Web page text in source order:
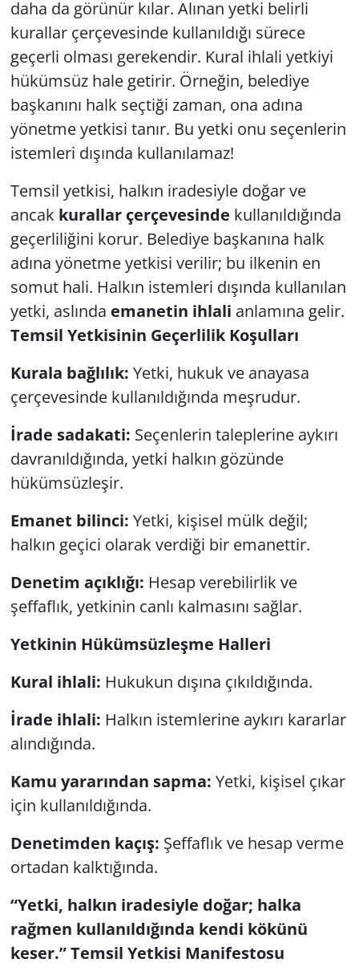
daha da görünür kılar. Alınan yetki belirli
kurallar çerçevesinde kullanıldığı sürece
geçerli olması gerekendir. Kural ihlali yetkiyi
hükümsüz hale getirir. Örneğin, belediye
başkanını halk seçtiği zaman, ona adına
yönetme yetkisi tanır. Bu yetki onu seçenlerin
istemleri dışında kullanılamaz!
Temsil yetkisi, halkın iradesiyle doğar ve
ancak kurallar çerçevesinde kullanıldığında
geçerliliğini korur. Belediye başkanına halk
adına yönetme yetkisi verilir; bu ilkenin en
somut hali. Halkın istemleri dışında kullanılan
yetki, aslında emanetin ihlali anlamına gelir.
Temsil Yetkisinin Geçerlilik Koşulları
Kurala bağlılık: Yetki, hukuk ve anayasa
çerçevesinde kullanıldığında meşrudur.
İrade sadakati: Seçenlerin taleplerine aykırı
davranıldığında, yetki halkın gözünde
hükümsüzleşir.
Emanet bilinci: Yetki, kişisel mülk değil;
halkın geçici olarak verdiği bir emanettir.
Denetim açıklığı: Hesap verebilirlik ve
şeffaflık, yetkinin canlı kalmasını sağlar.
Yetkinin Hükümsüzleşme Halleri
Kural ihlali: Hukukun dışına çıkıldığında.
İrade ihlali: Halkın istemlerine aykırı kararlar
alındığında.
Kamu yararından sapma: Yetki, kişisel çıkar
için kullanıldığında.
Denetimden kaçış: Şeffaflık ve hesap verme
ortadan kalktığında.
“Yetki, halkın iradesiyle doğar; halka
rağmen kullanıldığında kendi kökünü
keser.”Temsil Yetkisi Manifestosu